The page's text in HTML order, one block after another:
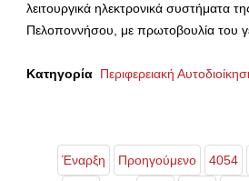
λειτουργικά ηλεκτρονικά συστήματα
Πελοποννήσου, με πρωτοβουλία του
Κατηγορία Περιφερειακή
Έναρξη Προηγούμενο 4054